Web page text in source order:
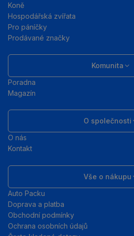
Koně
Hospodářská zvířata
Pro páníčky
Prodávané značky
Komunita
Poradna
Magazín
O společnosti
O nás
Kontakt
Vše o nákupu
Auto Packu
Doprava a platba
Obchodní podmínky
Ochrana osobních údajů